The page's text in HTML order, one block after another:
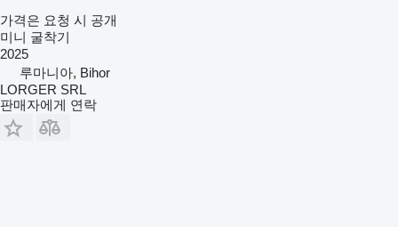
가격은 요청 시 공개
미니 굴착기
2025
루마니아, Bihor
LORGER SRL
판매자에게 연락